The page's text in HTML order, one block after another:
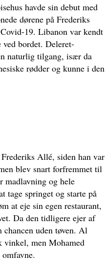
havde sin debut med
dørene på Frederiks
19. Libanon var kendt
bordet. Deleret-
naturlig tilgang, især da
rødder og kunne i den
Allé, siden han var
blev snart forfremmet til
madlavning og hele
tage springet og starte på
at eje sin egen restaurant,
Da den tidligere ejer af
chancen uden tøven. Al
vinkel, men Mohamed